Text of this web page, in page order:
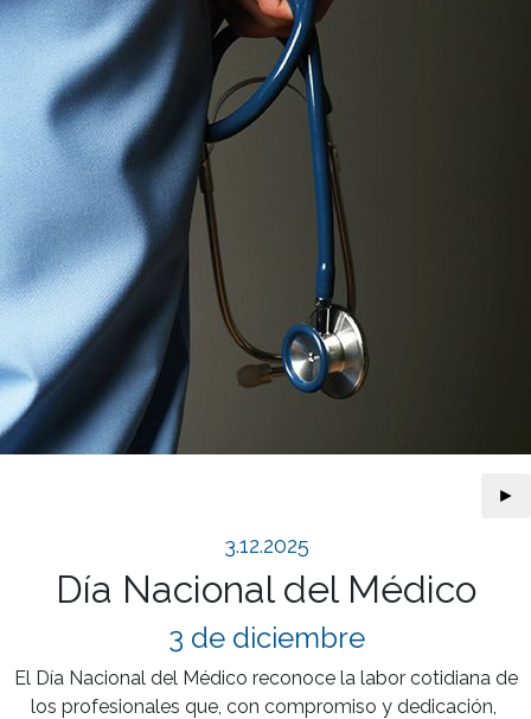
►
3.12.2025
Día Nacional del Médico
3 de diciembre
El Día Nacional del Médico reconoce la labor cotidiana de
los profesionales que, con compromiso y dedicación,